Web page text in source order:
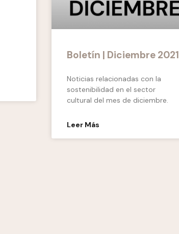
Boletín | Diciembre 2021
Noticias relacionadas con la
sostenibilidad en el sector
cultural del mes de diciembre.
Leer Más